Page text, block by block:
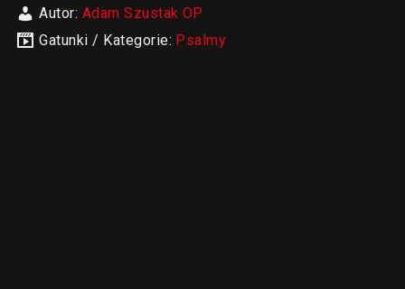
Autor: Adam Szustak OP
Gatunki / Kategorie: Psalmy